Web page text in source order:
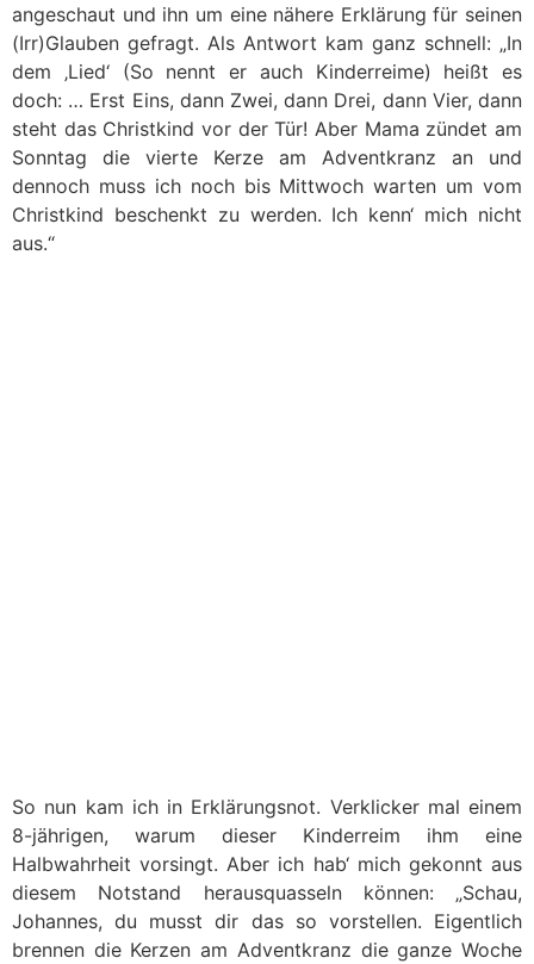
angeschaut und ihn um eine nähere Erklärung für seinen
(Irr)Glauben gefragt. Als Antwort kam ganz schnell: „In
dem ‚Lied‘ (So nennt er auch Kinderreime) heißt es
doch: … Erst Eins, dann Zwei, dann Drei, dann Vier, dann
steht das Christkind vor der Tür! Aber Mama zündet am
Sonntag die vierte Kerze am Adventkranz an und
dennoch muss ich noch bis Mittwoch warten um vom
Christkind beschenkt zu werden. Ich kenn‘ mich nicht
aus.“
So nun kam ich in Erklärungsnot. Verklicker mal einem
8-jährigen, warum dieser Kinderreim ihm eine
Halbwahrheit vorsingt. Aber ich hab‘ mich gekonnt aus
diesem Notstand herausquasseln können: „Schau,
Johannes, du musst dir das so vorstellen. Eigentlich
brennen die Kerzen am Adventkranz die ganze Woche